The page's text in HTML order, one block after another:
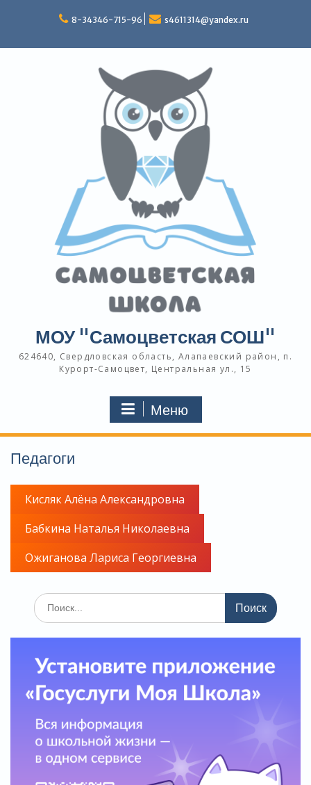
8-34346-715-96 s4611314@yandex.ru
МОУ "Самоцветская СОШ"
624640, Свердловская область, Алапаевский район, п.
Курорт-Самоцвет, Центральная ул., 15
Меню
Педагоги
Кисляк Алёна Александровна
Бабкина Наталья Николаевна
Ожиганова Лариса Георгиевна
Поиск
по: